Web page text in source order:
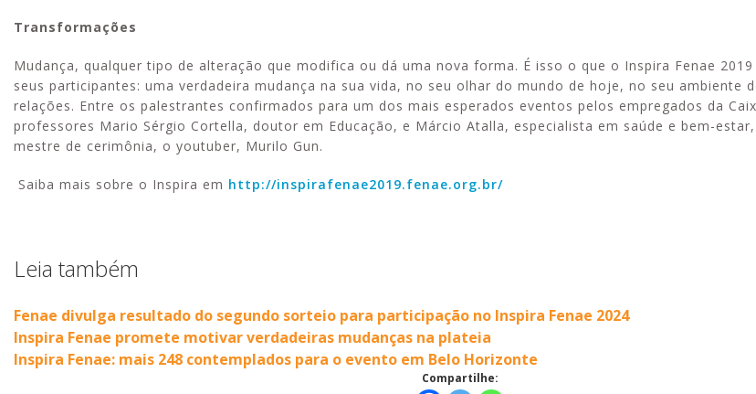
Transformações
Mudança, qualquer tipo de alteração que modifica ou dá uma nova forma. É isso o que o Inspira Fenae
seus participantes: uma verdadeira mudança na sua vida, no seu olhar do mundo de hoje, no seu ambiente
relações. Entre os palestrantes confirmados para um dos mais esperados eventos pelos empregados da
professores Mario Sérgio Cortella, doutor em Educação, e Márcio Atalla, especialista em saúde e bem-
mestre de cerimônia, o youtuber, Murilo Gun.
Saiba mais sobre o Inspira em http://inspirafenae2019.fenae.org.br/
Leia também
Fenae divulga resultado do segundo sorteio para participação no Inspira Fenae 2024
Inspira Fenae promete motivar verdadeiras mudanças na plateia
Inspira Fenae: mais 248 contemplados para o evento em Belo Horizonte
Compartilhe: